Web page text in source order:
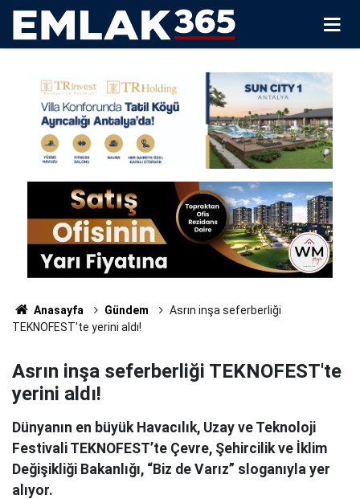
Anasayfa Gündem
Asrın inşa seferberliği
TEKNOFEST'te yerini aldı!
Asrın inşa seferberliği TEKNOFEST'te
yerini aldı!
Dünyanın en büyük Havacılık, Uzay ve Teknoloji
Festivali TEKNOFEST’te Çevre, Şehircilik ve İklim
Değişikliği Bakanlığı, “Biz de Varız” sloganıyla yer
alıyor.